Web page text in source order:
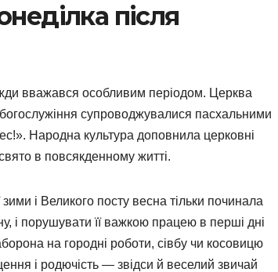
після
вважався особливим періодом. Церква
супроводжувалися пасхальними
Народна культура доповнила церковні
в повсякденному житті.
і Великого посту весна тільки починала
і порушувати її важкою працею в перші дні
на городні роботи, сівбу чи косовицю
і родючість — звідси й веселий звичай